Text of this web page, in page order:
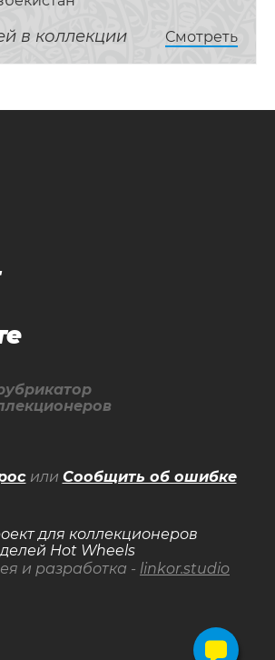
в коллекции Смотреть
для коллекционеров
Hot Wheels
и разработка - linkor.studio
или Сообщить об ошибке